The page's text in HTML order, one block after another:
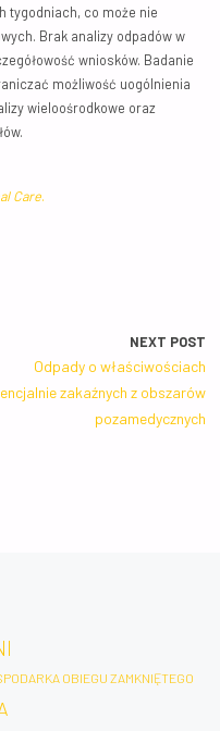
tygodniach, co może nie
Brak analizy odpadów w
wniosków. Badanie
możliwość uogólnienia
wieloośrodkowe oraz
Care.
NEXT POST
Odpady o właściwościach
zakaźnych z obszarów
pozamedycznych
OBIEGU ZAMKNIĘTEGO